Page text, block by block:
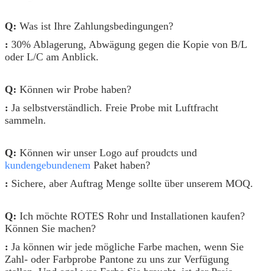
Q: Was ist Ihre Zahlungsbedingungen?
: 30% Ablagerung, Abwägung gegen die Kopie von B/L
oder L/C am Anblick.
Q: Können wir Probe haben?
: Ja selbstverständlich. Freie Probe mit Luftfracht
sammeln.
Q: Können wir unser Logo auf proudcts und
kundengebundenem Paket haben?
: Sichere, aber Auftrag Menge sollte über unserem MOQ.
Q: Ich möchte ROTES Rohr und Installationen kaufen?
Können Sie machen?
: Ja können wir jede mögliche Farbe machen, wenn Sie
Zahl- oder Farbprobe Pantone zu uns zur Verfügung